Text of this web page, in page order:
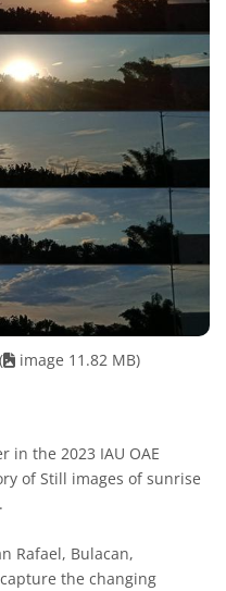
( image 11.82 MB)
in the 2023 IAU OAE
of Still images of sunrise
Rafael, Bulacan,
the changing